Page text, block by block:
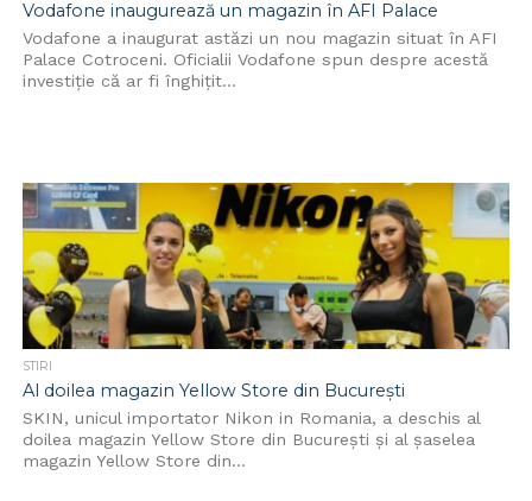
Vodafone inaugurează un magazin în AFI Palace
Vodafone a inaugurat astăzi un nou magazin situat în AFI
Palace Cotroceni. Oficialii Vodafone spun despre acestă
investiție că ar fi înghițit...
STIRI
Al doilea magazin Yellow Store din București
SKIN, unicul importator Nikon in Romania, a deschis al
doilea magazin Yellow Store din București și al șaselea
magazin Yellow Store din...